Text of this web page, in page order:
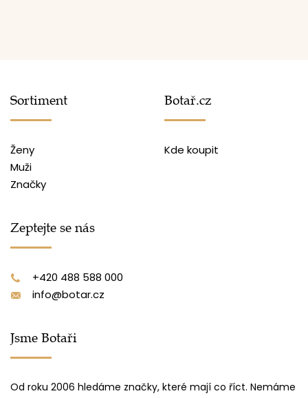
Sortiment
Ženy
Muži
Značky
Botař.cz
Kde koupit
Zeptejte se nás
+420 488 588 000
info@botar.cz
Jsme Botaři
Od roku 2006 hledáme značky, které mají co říct. Nemáme